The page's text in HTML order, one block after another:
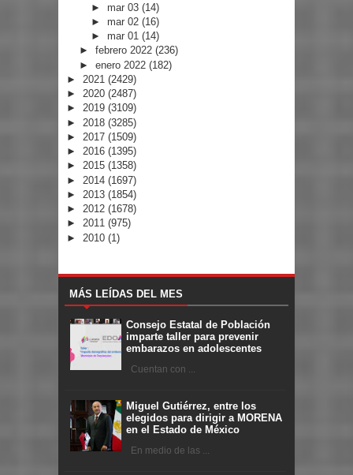
► mar 03(14)
► mar 02(16)
► mar 01(14)
► febrero 2022 (236)
► enero 2022 (182)
► 2021 (2429)
► 2020 (2487)
► 2019 (3109)
► 2018 (3285)
► 2017 (1509)
► 2016 (1395)
► 2015 (1358)
► 2014 (1697)
► 2013 (1854)
► 2012 (1678)
► 2011 (975)
► 2010 (1)
MÁS LEÍDAS DEL MES
Consejo Estatal de Población
imparte taller para prevenir
embarazos en adolescentes
Cuentan con ...
Miguel Gutiérrez, entre los
elegidos para dirigir a MORENA
en el Estado de México
En medio de las ...